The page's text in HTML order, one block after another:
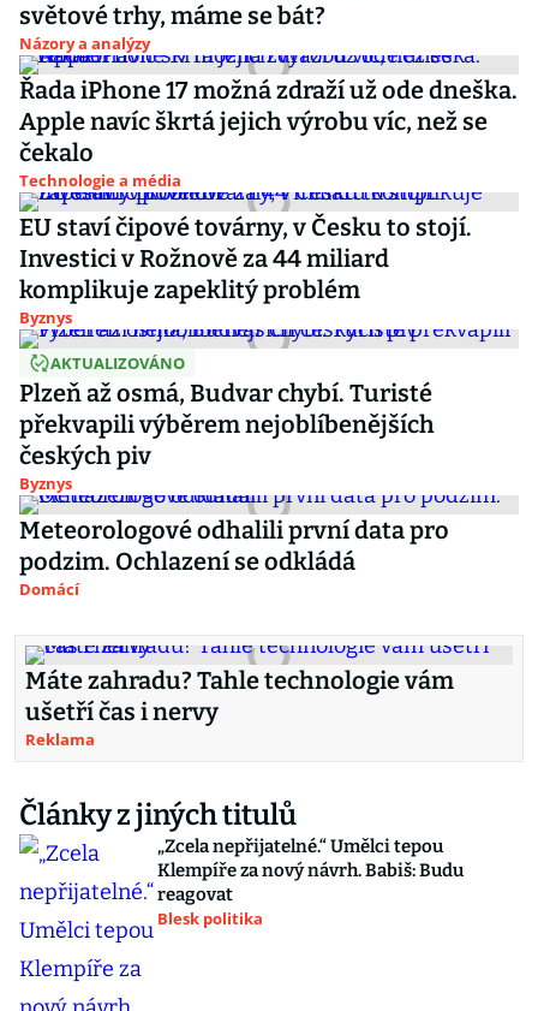
světové trhy, máme se bát?
Názory a analýzy
Řada iPhone 17 možná zdraží už ode dneška.
Apple navíc škrtá jejich výrobu víc, než se
čekalo
Technologie a média
EU staví čipové továrny, v Česku to stojí.
Investici v Rožnově za 44 miliard
komplikuje zapeklitý problém
Byznys
AKTUALIZOVÁNO
Plzeň až osmá, Budvar chybí. Turisté
překvapili výběrem nejoblíbenějších
českých piv
Byznys
Meteorologové odhalili první data pro
podzim. Ochlazení se odkládá
Domácí
Máte zahradu? Tahle technologie vám
ušetří čas i nervy
Reklama
Články z jiných titulů
„Zcela nepřijatelné.“ Umělci tepou
Klempíře za nový návrh. Babiš: Budu
reagovat
Blesk politika